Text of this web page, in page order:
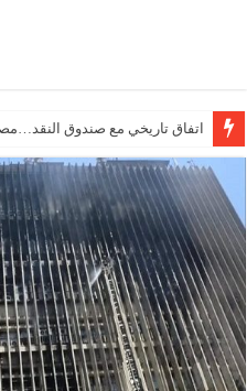
اتفاق تاريخي مع صندوق النقد…مصر تقترب من صرف 2.7